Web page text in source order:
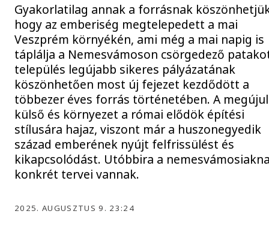
Gyakorlatilag annak a forrásnak
hogy az emberiség megtelepedett a mai
Veszprém környékén, ami még a mai napig is
táplálja a Nemesvámoson csörgedező
település legújabb sikeres pályázatának
köszönhetően most új fejezet kezdődött a
többezer éves forrás történetében. A
külső és környezet a római elődök építési
stílusára hajaz, viszont már a huszonegyedik
század emberének nyújt felfrissülést és
kikapcsolódást. Utóbbira a
konkrét tervei vannak.
2025. AUGUSZTUS 9. 23:24